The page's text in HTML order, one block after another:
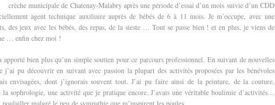
crèche municipale de Chatenay-Malabry après une période d’essai d’un mois suivie d’un CDD
agent technique auxiliaire auprès de bébés de 6 à 11 mois. Je m’occupe, avec une
des jeux avec les bébés, des repas, de la sieste … Tout se passe bien ! et en plus, je viens de
… enfin chez moi !
apporté bien plus qu’un simple soutien pour ce parcours professionnel. En suivant de nouvelles
j’ai pu découvrir en suivant avec passion la plupart des activités proposées par les bénévoles
envisagées, dont j’ignorais souvent tout. J’ai pu faire ainsi de la peinture, de la couture,
sophrologie, une activité que je pratique encore. J’avais une véritable boulimie d’activités…